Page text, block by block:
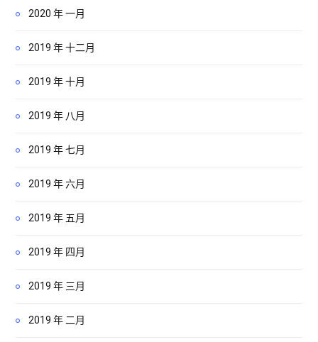
2020 年 一月
2019 年 十二月
2019 年 十月
2019 年 八月
2019 年 七月
2019 年 六月
2019 年 五月
2019 年 四月
2019 年 三月
2019 年 二月